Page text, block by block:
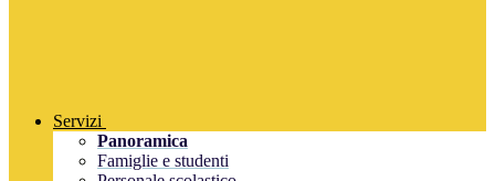
Servizi
Panoramica
Famiglie e studenti